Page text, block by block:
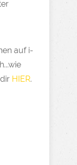
auf i-
HIER.